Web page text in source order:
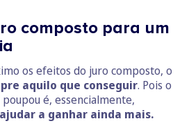
composto para um
os efeitos do juro composto, o
aquilo que conseguir. Pois o
é, essencialmente,
a ganhar ainda mais.